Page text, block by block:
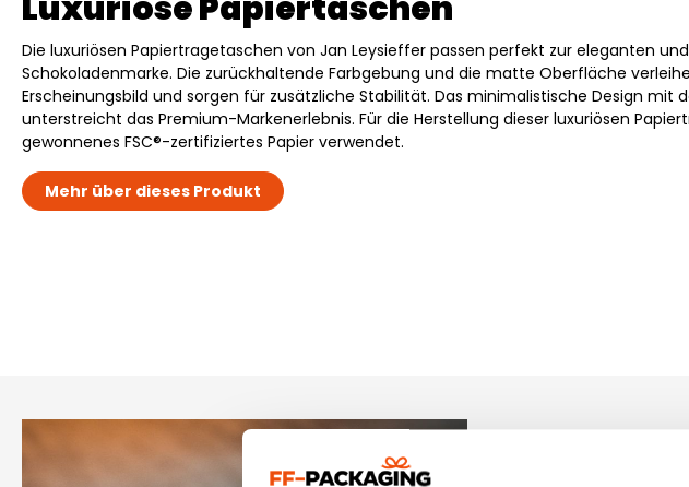
Die luxuriösen Papiertragetaschen von Jan Leysieffer passen perfekt zur eleganten
Schokoladenmarke. Die zurückhaltende Farbgebung und die matte Oberfläche
Erscheinungsbild und sorgen für zusätzliche Stabilität. Das minimalistische Design mit
unterstreicht das Premium-Markenerlebnis. Für die Herstellung dieser luxuriösen
gewonnenes FSC®-zertifiziertes Papier verwendet.
Mehr über dieses Produkt